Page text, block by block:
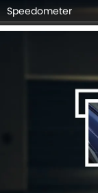
Speedometer